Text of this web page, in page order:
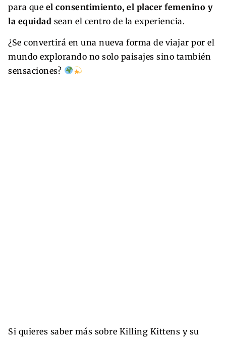
para que el consentimiento, el placer femenino y
la equidad sean el centro de la experiencia.
¿Se convertirá en una nueva forma de viajar por el
mundo explorando no solo paisajes sino también
sensaciones?
Si quieres saber más sobre Killing Kittens y su